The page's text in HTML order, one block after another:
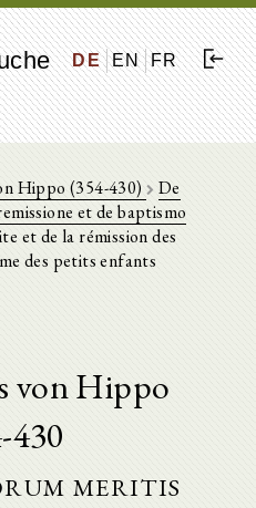
DE EN FR
Hippo (354-430)
De
et de baptismo
et de la rémission des
des petits enfants
von Hippo
430
meritis